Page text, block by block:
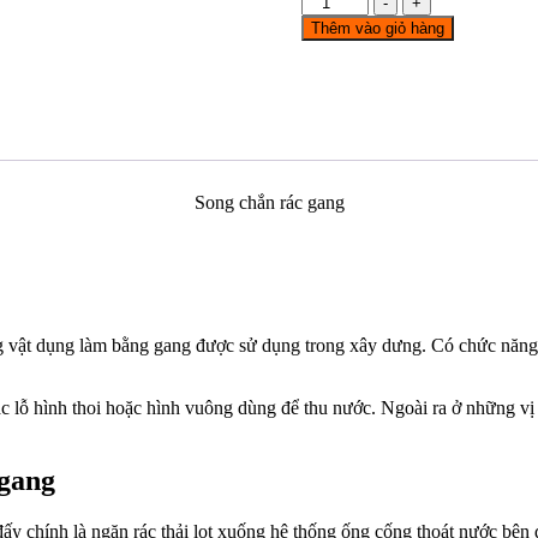
chắn
rác
Thêm vào giỏ hàng
Song chắn rác gang
dụng làm bằng gang được sử dụng trong xây dưng. Có chức
lỗ hình thoi hoặc hình vuông dùng để thu nước. Ngoài ra ở những
chính là ngăn rác thải lọt xuống hệ thống ống cống thoát nước